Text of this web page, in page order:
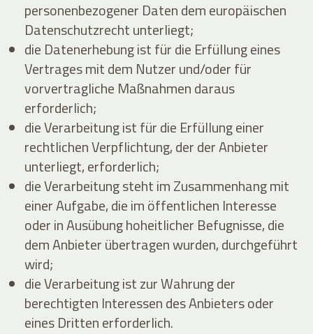
personenbezogener Daten dem europäischen
Datenschutzrecht unterliegt;
die Datenerhebung ist für die Erfüllung eines
Vertrages mit dem Nutzer und/oder für
vorvertragliche Maßnahmen daraus
erforderlich;
die Verarbeitung ist für die Erfüllung einer
rechtlichen Verpflichtung, der der Anbieter
unterliegt, erforderlich;
die Verarbeitung steht im Zusammenhang mit
einer Aufgabe, die im öffentlichen Interesse
oder in Ausübung hoheitlicher Befugnisse, die
dem Anbieter übertragen wurden, durchgeführt
wird;
die Verarbeitung ist zur Wahrung der
berechtigten Interessen des Anbieters oder
eines Dritten erforderlich.